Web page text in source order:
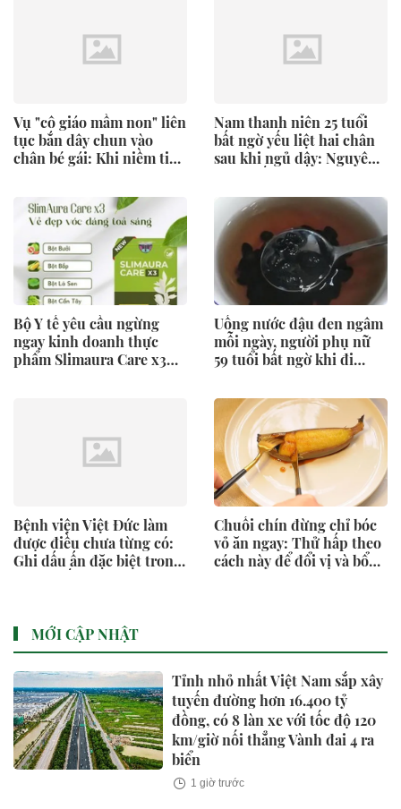
Vụ "cô giáo mầm non" liên
tục bắn dây chun vào
chân bé gái: Khi niềm tin
nhấm bởi những con sâu
mọt
Nam thanh niên 25 tuổi
bất ngờ yếu liệt hai chân
sau khi ngủ dậy: Nguyên
Bộ Y tế yêu cầu ngừng
ngay kinh doanh thực
phẩm Slimaura Care x3
Uống nước đậu đen ngâm
mỗi ngày, người phụ nữ
59 tuổi bất ngờ khi đi
Bệnh viện Việt Đức làm
được điều chưa từng có:
Ghi dấu ấn đặc biệt trong
Chuối chín đừng chỉ bóc
vỏ ăn ngay: Thử hấp theo
cách này để đổi vị và bổ
MỚI CẬP NHẬT
Tỉnh nhỏ nhất Việt Nam sắp xây
tuyến đường hơn 16.400 tỷ
đồng, có 8 làn xe với tốc độ 120
km/giờ nối thẳng Vành đai 4 ra
biển
1 giờ trước